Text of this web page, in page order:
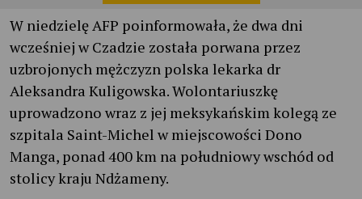
W niedzielę AFP poinformowała, że dwa dni
wcześniej w Czadzie została porwana przez
uzbrojonych mężczyzn polska lekarka dr
Aleksandra Kuligowska. Wolontariuszkę
uprowadzono wraz z jej meksykańskim kolegą ze
szpitala Saint-Michel w miejscowości Dono
Manga, ponad 400 km na południowy wschód od
stolicy kraju Ndżameny.